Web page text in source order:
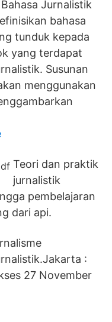
Jurnalistik
bahasa
tunduk kepada
yang terdapat
Susunan
menggunakan
Teori dan praktik
jurnalistik
pembelajaran
dari api.
:
27 November